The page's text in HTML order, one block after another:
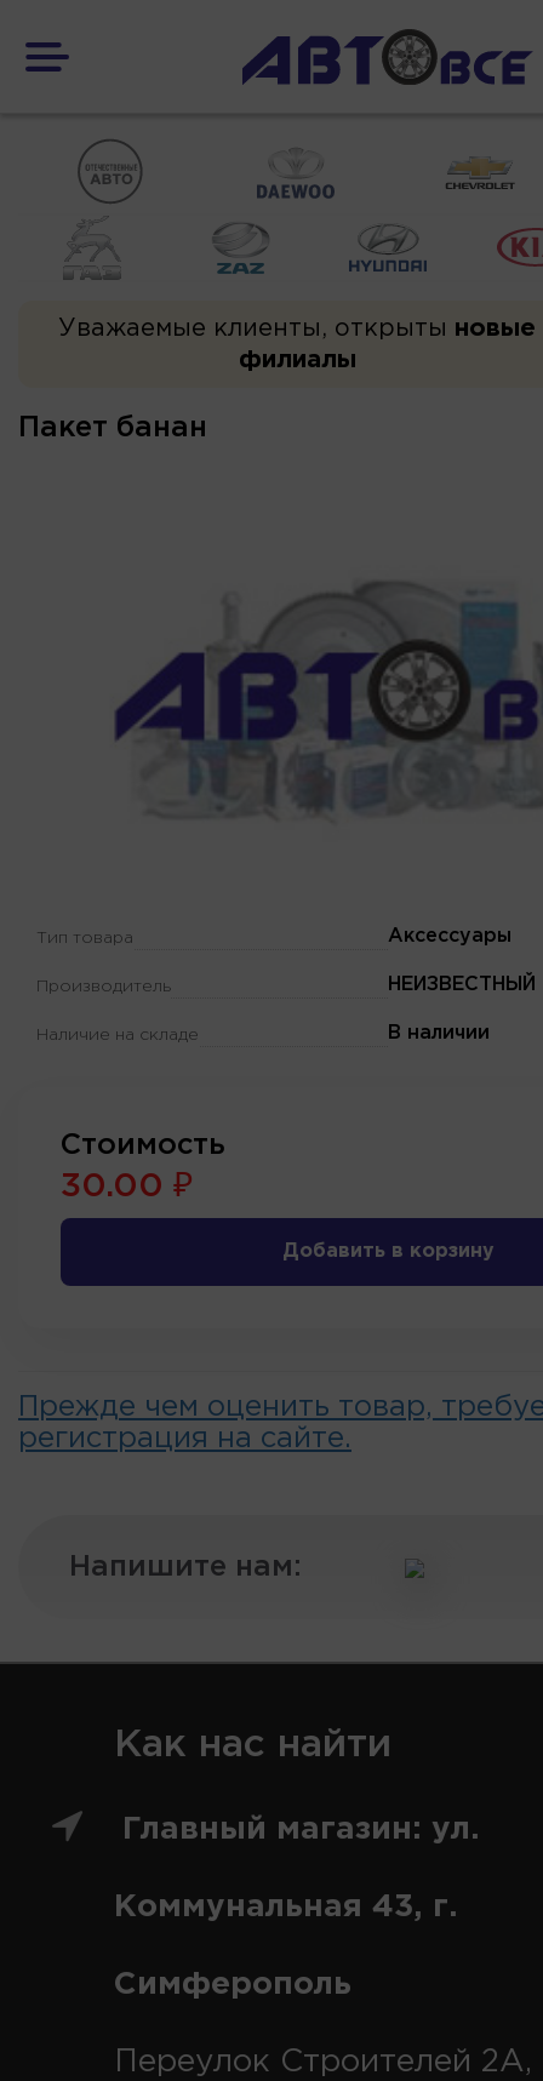
Уважаемые клиенты, открыты новые
филиалы
Пакет банан
Тип товара Аксессуары
Производитель НЕИЗВЕСТНЫЙ
Наличие на складе В наличии
Стоимость
30.00 ₽
Добавить в корзину
Прежде чем оценить товар,
регистрация на сайте.
Напишите нам:
Как нас найти
Главный магазин: ул.
Коммунальная 43, г.
Симферополь
Переулок Строителей 2А,